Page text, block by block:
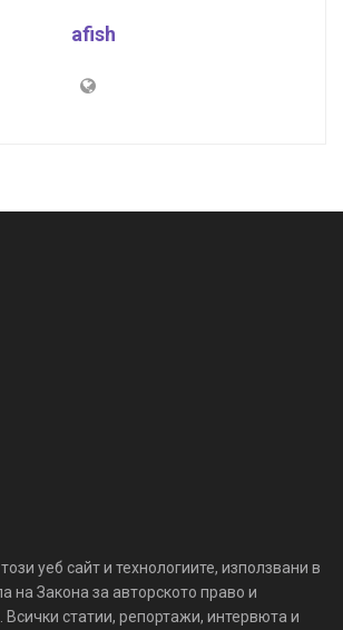
afish
уеб сайт и технологиите, използвани в
на Закона за авторското право и
Всички статии, репортажи, интервюта и